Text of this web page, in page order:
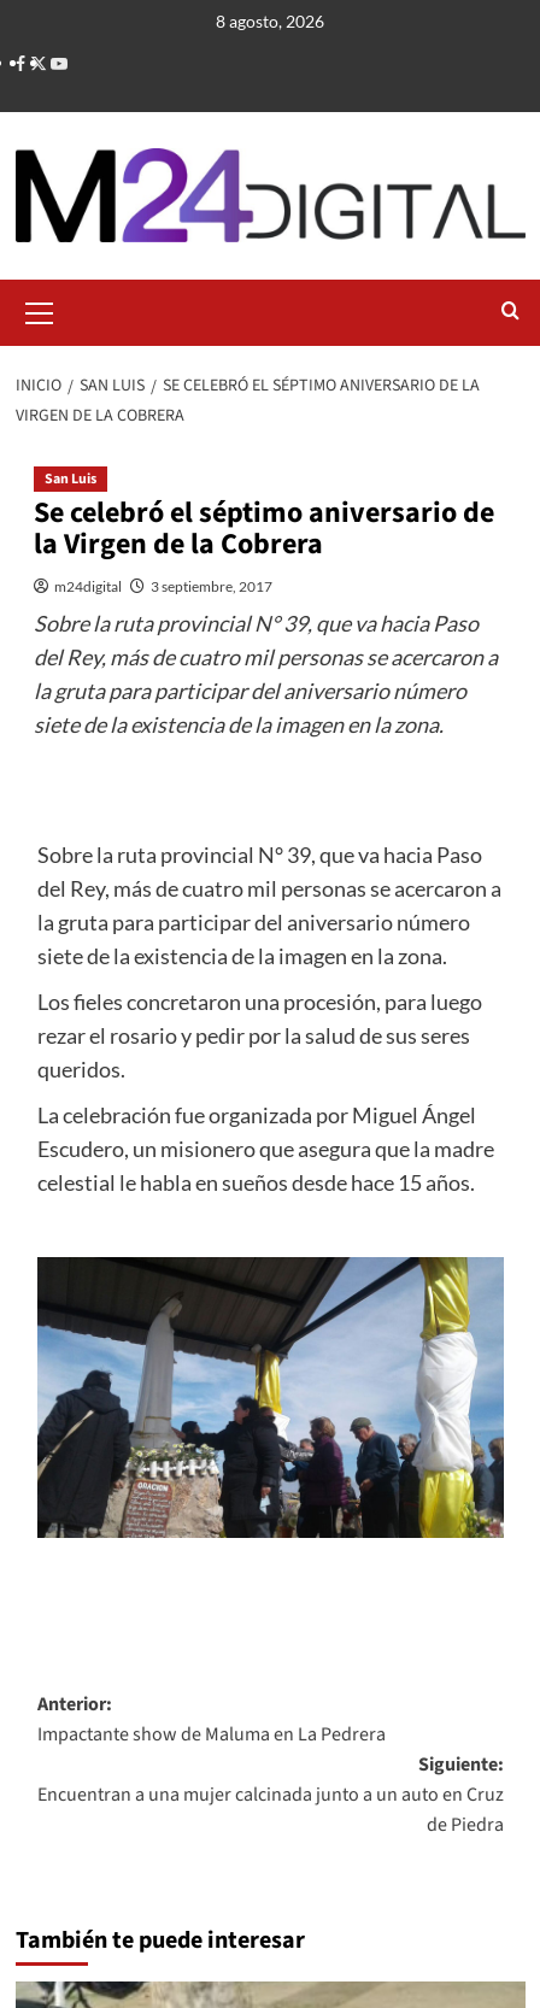
contenido
8 agosto, 2026
primario
INICIO SAN LUIS
SE CELEBRÓ EL SÉPTIMO ANIVERSARIO DE LA
VIRGEN DE LA COBRERA
San Luis
Se celebró el séptimo aniversario de
la Virgen de la Cobrera
m24digital 3 septiembre, 2017
Sobre la ruta provincial N° 39, que va hacia Paso
del Rey, más de cuatro mil personas se acercaron a
la gruta para participar del aniversario número
siete de la existencia de la imagen en la zona.
Sobre la ruta provincial N° 39, que va hacia Paso
del Rey, más de cuatro mil personas se acercaron a
la gruta para participar del aniversario número
siete de la existencia de la imagen en la zona.
Los fieles concretaron una procesión, para luego
rezar el rosario y pedir por la salud de sus seres
queridos.
La celebración fue organizada por Miguel Ángel
Escudero, un misionero que asegura que la madre
celestial le habla en sueños desde hace 15 años.
Navegación
de
entradas
Anterior:
Impactante show de Maluma en La Pedrera
Siguiente:
Encuentran a una mujer calcinada junto a un auto en Cruz
de Piedra
También te puede interesar